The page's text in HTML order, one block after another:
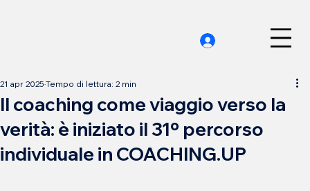
Il coaching come viaggio verso la
verità: è iniziato il 31º percorso
individuale in COACHING.UP
21 apr 2025 Tempo di lettura: 2 min